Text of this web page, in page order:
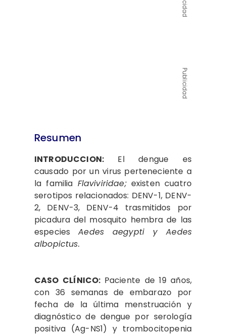
Publicidad
Resumen
INTRODUCCION:El dengue es
causado por un virus perteneciente a
la familia Flaviviridae;existen cuatro
serotipos relacionados: DENV-1, DENV-
2, DENV-3, DENV-4 trasmitidos por
picadura del mosquito hembra de las
especiesAedes aegypti y Aedes
albopictus.
CASO CLÍNICO: Paciente de 19 años,
con 36 semanas de embarazo por
fecha de la última menstruación y
diagnóstico de dengue por serología
positiva (Ag-NS1) y trombocitopenia